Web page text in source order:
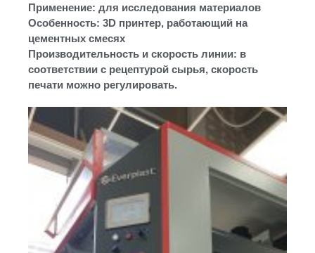
Применение: для исследования материалов
Особенность: 3D принтер, работающий на
цементных смесях
Производительность и скорость линии: в
соответствии с рецептурой сырья, скорость
печати можно регулировать.